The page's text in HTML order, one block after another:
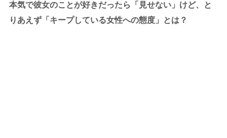
本気で彼女のことが好きだったら「見せない」けど、と
りあえず「キープしている女性への態度」とは？